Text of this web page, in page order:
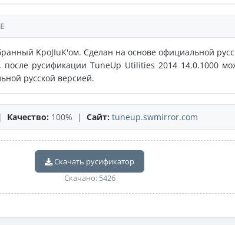
KpoJIuK'ом. Сделан на основе официальной
после русификации TuneUp Utilities 2014 14.0.1000
русской версией.
Качество: 100% | Сайт: tuneup.swmirror.com
Скачать русификатор
Скачано: 5426